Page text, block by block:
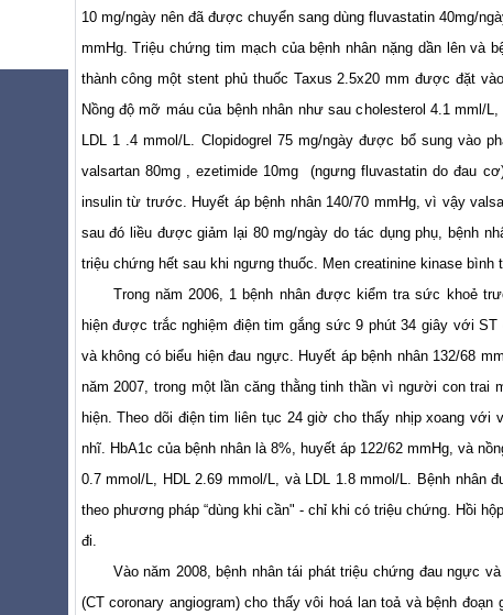
10 mg/ngày nên đã được chuyển sang dùng fluvastatin 40mg/
mmHg. Triệu chứng tim mạch của bệnh nhân nặng dần lên và
thành công một stent phủ thuốc Taxus 2.5x20 mm được đặt
Nồng độ mỡ máu của bệnh nhân như­ sau cholesterol 4.1 mml/
LDL 1 .4 mmol/L. Clopidogrel 75 mg/ngày được bổ sung vào
valsartan 80mg , ezetimide 10mg
(ngư­ng fluvastatin do đau
insulin từ trước. Huyết áp bệnh nhân 140/70 mmHg, vì vậy
sau đó liều được giảm lại 80 mg/ngày do tác dụng phụ, bệnh
triệu chứng hết sau khi ngư­ng thuốc. Men creatinine kinase bình
Trong năm 2006, 1 bệnh nhân được kiểm tra sức khoẻ
hiện được trắc nghiệm điện tim gắng sức 9 phút 34 giây với
và không có biểu hiện đau ngực. Huyết áp bệnh nhân 132/68
năm 2007, trong một lần căng thằng tinh thần vì người con trai
hiện. Theo dõi điện tim liên tục 24 giờ cho thấy nhịp xoang với
nhĩ. HbA1c của bệnh nhân là 8%, huyết áp 122/62 mmHg, và
0.7 mmol/L, HDL 2.69 mmol/L, và LDL 1.8 mmol/L. Bệnh nhân
theo phư­ơng pháp “dùng khi cần" - chỉ khi có triệu chứng. Hồi
đi.
Vào năm 2008, bệnh nhân tái phát triệu chứng đau ngực
(CT coronary angiogram) cho thấy vôi hoá lan toả và bệnh